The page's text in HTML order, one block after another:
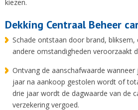
kiezen.
Dekking Centraal Beheer
Schade ontstaan door brand,
andere omstandigheden veroorzaakt
Ontvang de aanschafwaarde wanneer
jaar na aankoop gestolen wordt of
drie jaar wordt de dagwaarde van de
verzekering vergoed.